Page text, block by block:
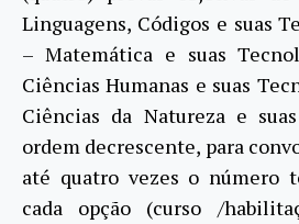
Linguagens, Códigos e suas
– Matemática e suas
Ciências Humanas e suas
Ciências da Natureza e
ordem decrescente, para
até quatro vezes o número
cada opção (curso /